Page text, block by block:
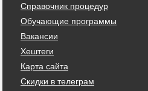
Справочник процедур
Обучающие программы
Вакансии
Хештеги
Карта сайта
Скидки в телеграм